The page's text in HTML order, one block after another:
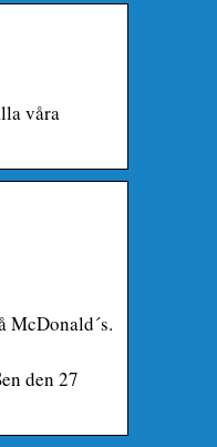
våra
McDonald´s.
den 27